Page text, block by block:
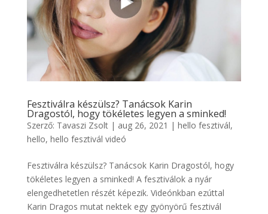
Fesztiválra készülsz? Tanácsok Karin
Dragostól, hogy tökéletes legyen a sminked!
Szerző: Tavaszi Zsolt| aug 26, 2021 | hello fesztivál,
hello, hello fesztivál videó
Fesztiválra készülsz? Tanácsok Karin Dragostól, hogy
tökéletes legyen a sminked! A fesztiválok a nyár
elengedhetetlen részét képezik. Videónkban ezúttal
Karin Dragos mutat nektek egy gyönyörű fesztivál